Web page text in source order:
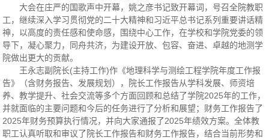
大会在庄严的国歌声中开幕，姚之彦书记致开幕词，号召全院教职
工，继续深入学习贯彻党的二十大精神和习近平总书记系列重要讲话精
神，以高度的责任感和使命感，围绕中心工作，在学校和学院党委的领
导下，凝心聚力，同舟共济，为建设开放、包容、奋进、卓越的地测学
院做出更大的贡献。
王永志副院长(主持工作)作《地理科学与测绘工程学院年度工作报
告》（含财务报告、发展规划），院长工作报告从学科发展、师资培
养、教学提升、社会交流等多个方面回顾和总结了学院2025年的工作，
并就面临的主要问题和今后的任务进行了分析和展望；财务工作报告了
2025年财务预算执行情况，并向大家通报了2025年绩效方案。全体教
职工认真听取和审议了院长工作报告和财务工作报告，结合当前形势和